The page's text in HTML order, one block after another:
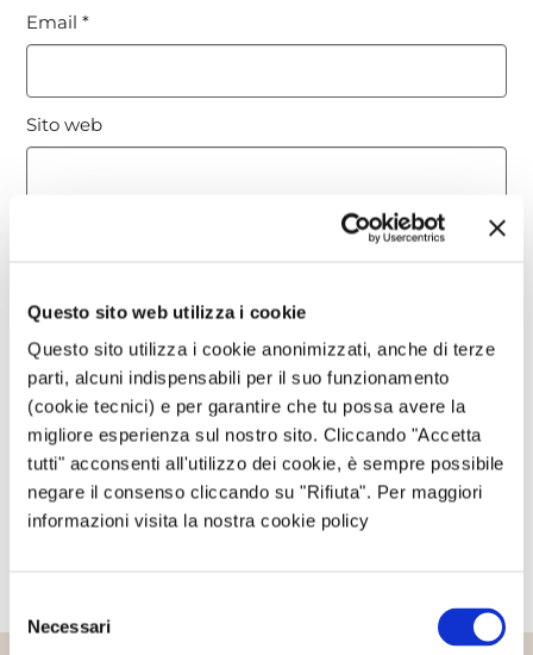
Questo sito web utilizza i cookie
Questo sito utilizza i cookie anonimizzati, anche di terze
parti, alcuni indispensabili per il suo funzionamento
(cookie tecnici) e per garantire che tu possa avere la
migliore esperienza sul nostro sito. Cliccando "Accetta
tutti" acconsenti all'utilizzo dei cookie, è sempre possibile
negare il consenso cliccando su "Rifiuta". Per maggiori
informazioni visita la nostra cookie policy
delNecessari
Email*
Sito web
Questo sito è protetto da reCAPTCHA, ed è soggetto alla
Avvertimi via email in caso di risposte al mio
commento.
Avvertimi via email alla pubblicazione di un nuovo
articolo.